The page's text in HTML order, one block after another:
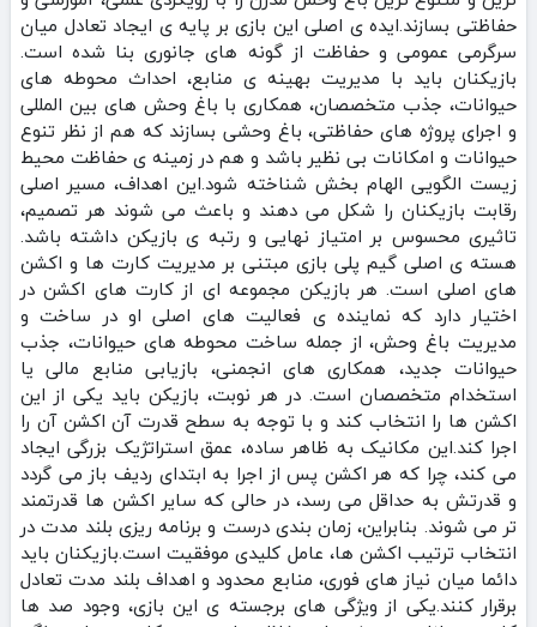
حفاظتی بسازند.ایده‌ ی اصلی این بازی بر پایه‌ ی ایجاد تعادل میان
سرگرمی عمومی و حفاظت از گونه‌ های جانوری بنا شده است.
بازیکنان باید با مدیریت بهینه‌ ی منابع، احداث محوطه‌ های
حیوانات، جذب متخصصان، همکاری با باغ‌ وحش‌ های بین‌ المللی
و اجرای پروژه‌ های حفاظتی، باغ‌ وحشی بسازند که هم از نظر تنوع
حیوانات و امکانات بی‌ نظیر باشد و هم در زمینه‌ ی حفاظت محیط‌
زیست الگویی الهام بخش شناخته شود.این اهداف، مسیر اصلی
رقابت بازیکنان را شکل می‌ دهند و باعث می‌ شوند هر تصمیم،
تاثیری محسوس بر امتیاز نهایی و رتبه‌ ی بازیکن داشته باشد.
هسته‌ ی اصلی گیم‌ پلی بازی مبتنی بر مدیریت کارت‌ ها و اکشن‌
های اصلی است. هر بازیکن مجموعه‌ ای از کارت‌ های اکشن در
اختیار دارد که نماینده‌ ی فعالیت‌ های اصلی او در ساخت و
مدیریت باغ‌ وحش، از جمله ساخت محوطه‌ های حیوانات، جذب
حیوانات جدید، همکاری‌ های انجمنی، بازیابی منابع مالی یا
استخدام متخصصان است. در هر نوبت، بازیکن باید یکی از این
اکشن‌ ها را انتخاب کند و با توجه به سطح قدرت آن اکشن آن را
اجرا کند.این مکانیک به ظاهر ساده، عمق استراتژیک بزرگی ایجاد
می‌ کند، چرا که هر اکشن پس از اجرا به ابتدای ردیف باز می‌ گردد
و قدرتش به حداقل می‌ رسد، در حالی که سایر اکشن‌ ها قدرتمند
تر می‌ شوند. بنابراین، زمان‌ بندی درست و برنامه‌ ریزی بلند مدت در
انتخاب ترتیب اکشن‌ ها، عامل کلیدی موفقیت است.بازیکنان باید
دائما میان نیاز های فوری، منابع محدود و اهداف بلند مدت تعادل
برقرار کنند.یکی از ویژگی‌ های برجسته‌ ی این بازی، وجود صد ها